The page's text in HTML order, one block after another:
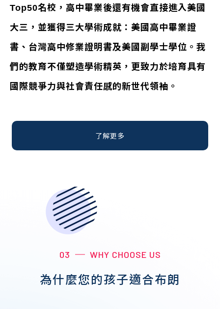
Top50名校，高中畢業後還有機會直接進入美國
大三，並獲得三大學術成就：美國高中畢業證
書、台灣高中修業證明書及美國副學士學位。我
們的教育不僅塑造學術精英，更致力於培育具有
國際競爭力與社會責任感的新世代領袖。
了解更多
03 WHY CHOOSE US
為什麼您的孩子適合布朗